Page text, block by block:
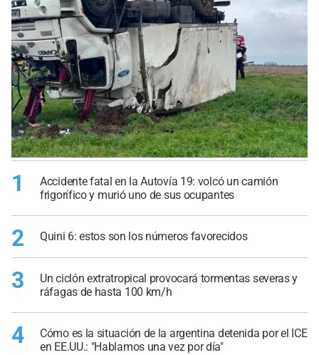
1
Accidente fatal en la Autovía 19: volcó un camión
frigorífico y murió uno de sus ocupantes
2 Quini 6: estos son los números favorecidos
3
Un ciclón extratropical provocará tormentas severas y
ráfagas de hasta 100 km/h
4
Cómo es la situación de la argentina detenida por el ICE
en EE.UU.: "Hablamos una vez por día"